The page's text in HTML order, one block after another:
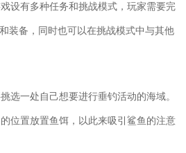
设有多种任务和挑战模式，玩家需要完
装备，同时也可以在挑战模式中与其他
选一处自己想要进行垂钓活动的海域。
位置放置鱼饵，以此来吸引鲨鱼的注意